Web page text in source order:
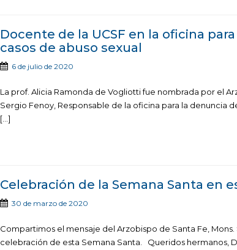
Docente de la UCSF en la oficina
casos de abuso sexual
6 de julio de 2020
La prof. Alicia Ramonda de Vogliotti fue nombrada por el
Sergio Fenoy, Responsable de la oficina para la denuncia
[…]
Celebración de la Semana Santa en
30 de marzo de 2020
Compartimos el mensaje del Arzobispo de Santa Fe, Mons.
celebración de esta Semana Santa. Queridos hermanos,